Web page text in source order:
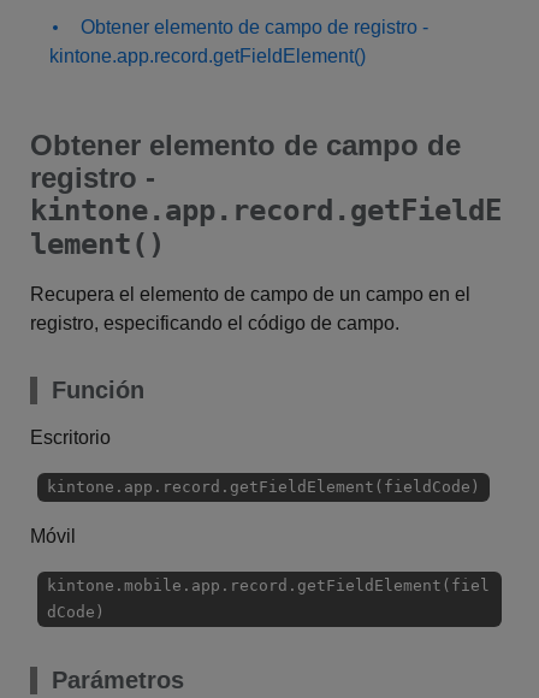
Obtener elemento de campo de registro -
kintone.app.record.getFieldElement()
Obtener elemento de campo de
registro -
kintone.app.record.getFieldE
lement()
Recupera el elemento de campo de un campo en el
registro, especificando el código de campo.
Función
Escritorio
kintone.app.record.getFieldElement(fieldCode)
Móvil
kintone.mobile.app.record.getFieldElement(fiel
dCode)
Parámetros